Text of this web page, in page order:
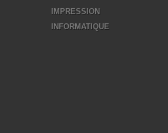
IMPRESSION
INFORMATIQUE